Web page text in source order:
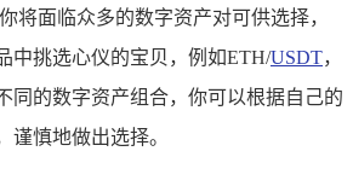
将面临众多的数字资产对可供选择，
中挑选心仪的宝贝，例如ETH/USDT，
同的数字资产组合，你可以根据自己的
谨慎地做出选择。